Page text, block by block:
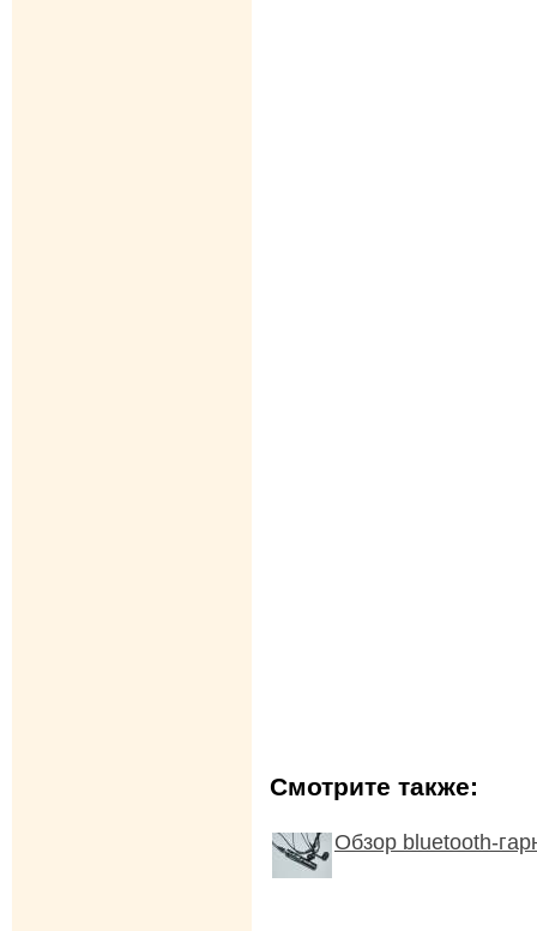
Смотрите также:
Обзор bluetooth-